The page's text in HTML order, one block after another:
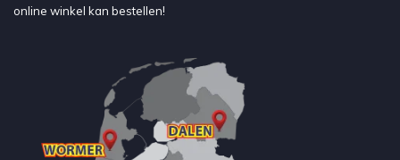
online winkel kan bestellen!